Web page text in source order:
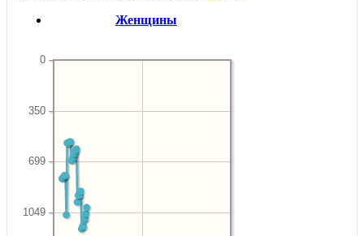
Женщины
1049
699
350
0